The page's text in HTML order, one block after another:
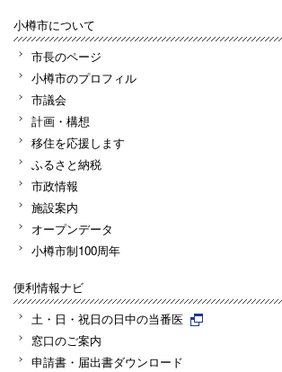
小樽市について
市長のページ
小樽市のプロフィル
市議会
計画・構想
移住を応援します
ふるさと納税
市政情報
施設案内
オープンデータ
小樽市制100周年
便利情報ナビ
土・日・祝日の日中の当番医
窓口のご案内
申請書・届出書ダウンロード